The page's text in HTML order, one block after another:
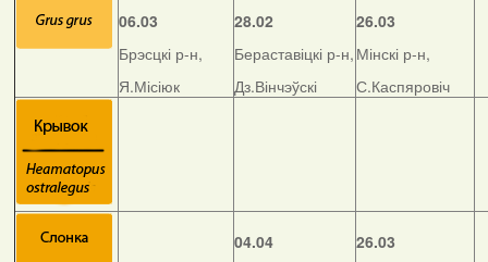
06.03
Брэсцкі р-н,
Я.Місіюк
28.02
Бераставіцкі р-н,
Дз.Вінчэўскі
26.03
Мінскі р-н,
С.Каспяровіч
04.04
26.03